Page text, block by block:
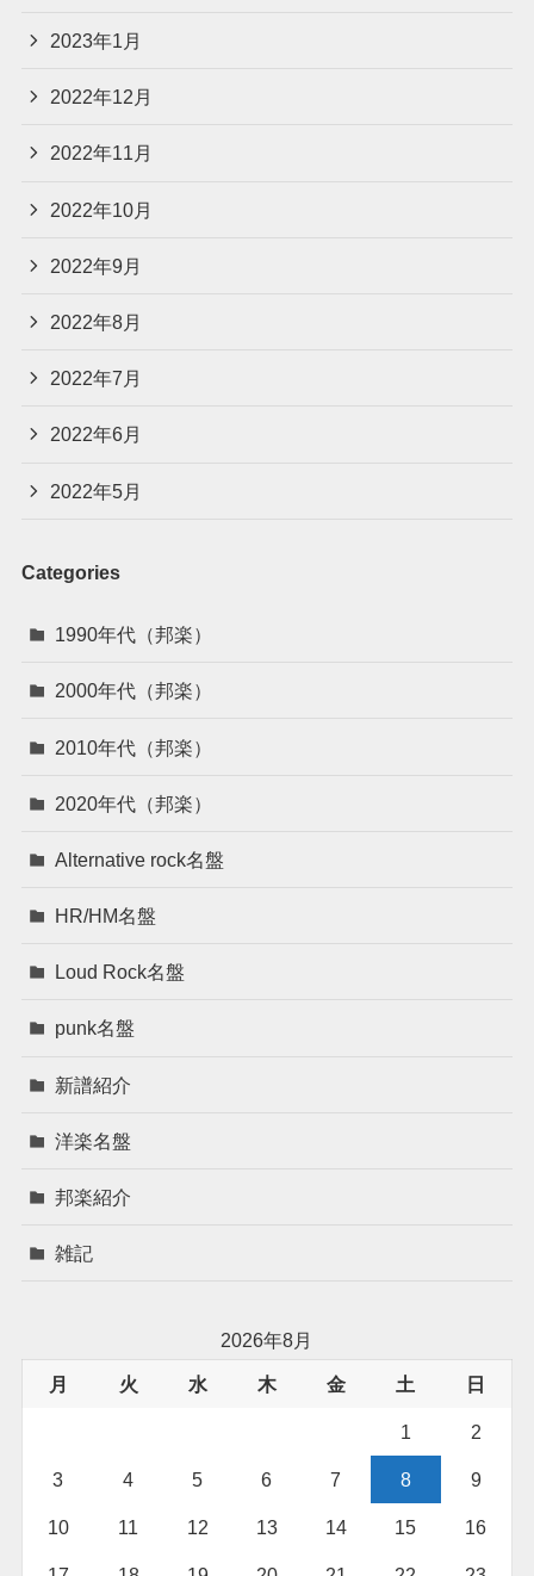
2023年1月
2022年12月
2022年11月
2022年10月
2022年9月
2022年8月
2022年7月
2022年6月
2022年5月
Categories
1990年代（邦楽）
2000年代（邦楽）
2010年代（邦楽）
2020年代（邦楽）
Alternative rock名盤
HR/HM名盤
Loud Rock名盤
punk名盤
新譜紹介
洋楽名盤
邦楽紹介
雑記
2026年8月
月 火 水 木 金 土 日
1 2
3 4 5 6 7 8 9
10 11 12 13 14 15 16